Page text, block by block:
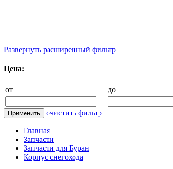
Развернуть расширенный фильтр
Цена:
от
до
—
очистить фильтр
Главная
Запчасти
Запчасти для Буран
Корпус снегохода